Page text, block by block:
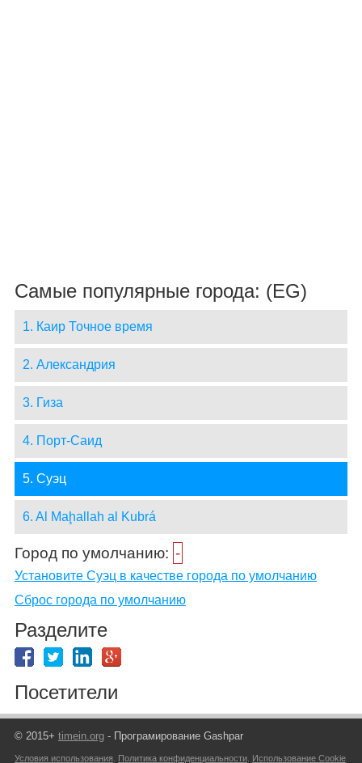
Самые популярные города: (EG)
1. Каир Точное время
2. Александрия
3. Гиза
4. Порт-Саид
5. Суэц
6. Al Maḩallah al Kubrá
Город по умолчанию: -
Установите Суэц в качестве города по умолчанию
Сброс города по умолчанию
Разделите
Посетители
© 2015+ timein.org- Програмирование Gashpar
Условия использования Политика конфиденциальности, Использование Cookie